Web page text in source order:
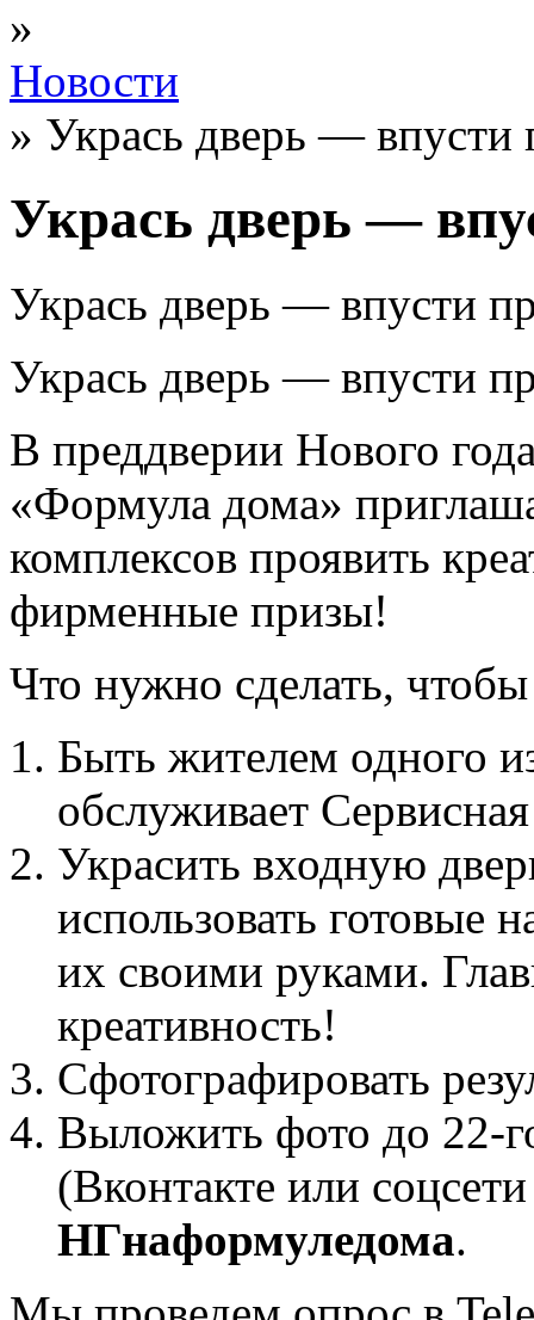
»
Новости
» Укрась дверь — впусти
Укрась дверь —
Укрась дверь — впусти
Укрась дверь — впусти
В преддверии Нового
«Формула дома»
комплексов проявить
фирменные призы!
Что нужно сделать, чтобы
Быть жителем одного
обслуживает
Украсить входную
использовать готовые
их своими руками.
креативность!
Сфотографировать
Выложить фото до 22-
(Вконтакте или
НГнаформуледома.